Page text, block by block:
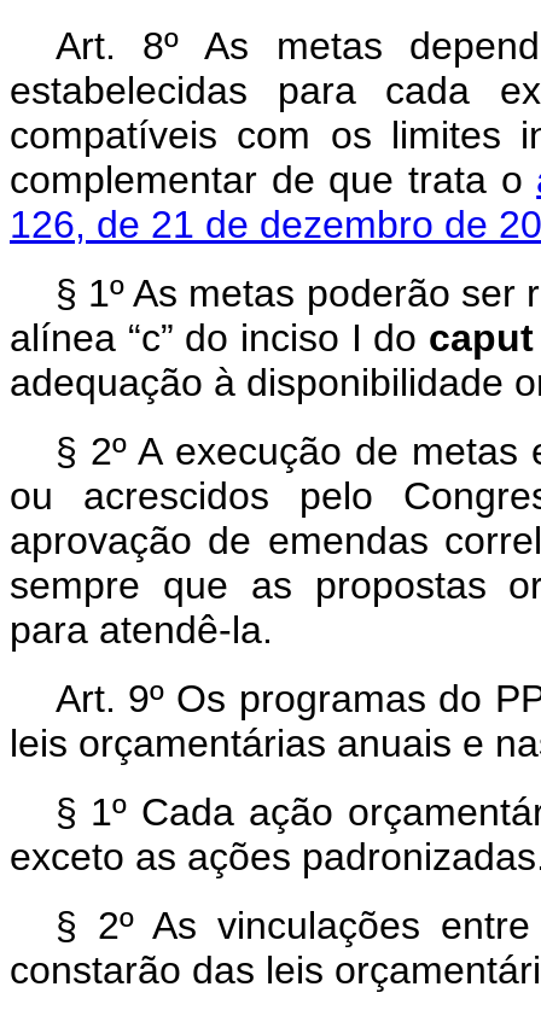
Art. 8º As metas
estabelecidas para cada
compatíveis com os limites
complementar de que trata o
126, de 21 de dezembro de
§ 1º As metas poderão
alínea “c” do inciso I do caput
adequação à disponibilidade
§ 2º A execução de
ou acrescidos pelo
aprovação de emendas
sempre que as propostas
para atendê-la.
Art. 9º Os programas do
leis orçamentárias anuais e
§ 1º Cada ação
exceto as ações
§ 2º As vinculações
constarão das leis